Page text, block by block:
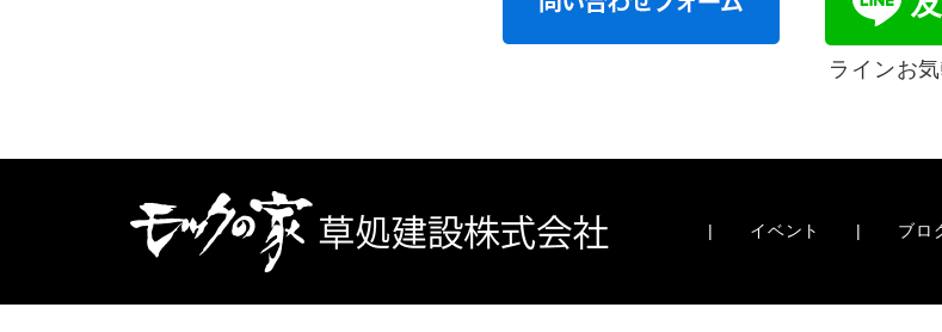
ラインお
| イベント | ブロ